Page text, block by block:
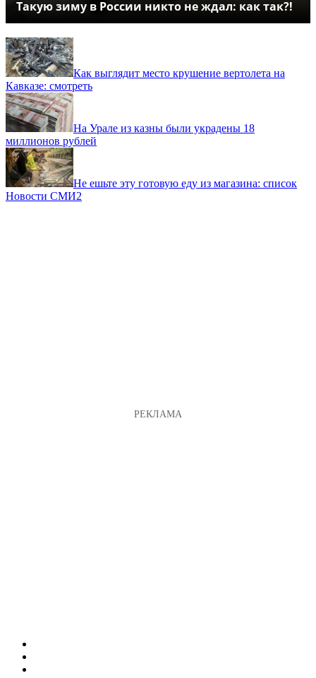
Такую зиму в России никто не ждал: как так?!
Как выглядит место крушение вертолета на
Кавказе: смотреть
На Урале из казны были украдены 18
миллионов рублей
Не ешьте эту готовую еду из магазина: список
Новости СМИ2